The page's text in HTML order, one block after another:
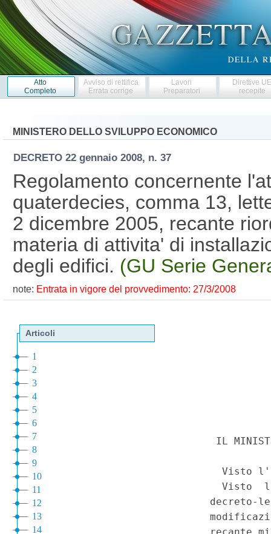
Atto
Completo
Avviso di rettifica
Errata corrige
Lavori
Preparatori
Direttive
recepite
MINISTERO DELLO SVILUPPO ECONOMICO
DECRETO 22 gennaio 2008, n. 37
Regolamento concernente
quaterdecies, comma 13,
2 dicembre 2005, recante
materia di attivita' di
degli edifici. (GU Serie
note: Entrata in vigore del provvedimento: 27/3/2008